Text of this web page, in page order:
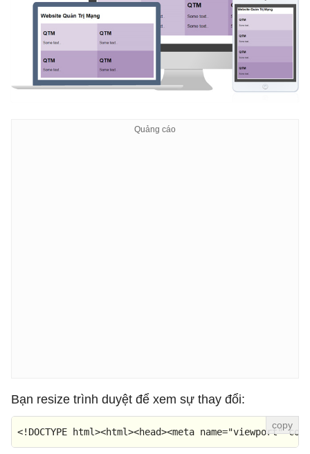
Bạn resize trình duyệt để xem sự thay đổi:
<!DOCTYPE html><html><head><meta name="viewport"